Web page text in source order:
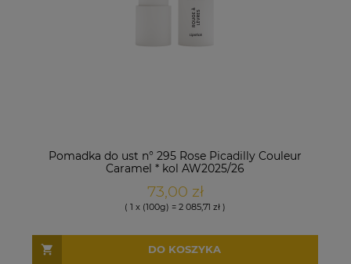
Pomadka do ust n° 295 Rose Picadilly Couleur
Caramel * kol AW2025/26
73,00 zł
( 1 x (100g) = 2 085,71 zł )
DO KOSZYKA